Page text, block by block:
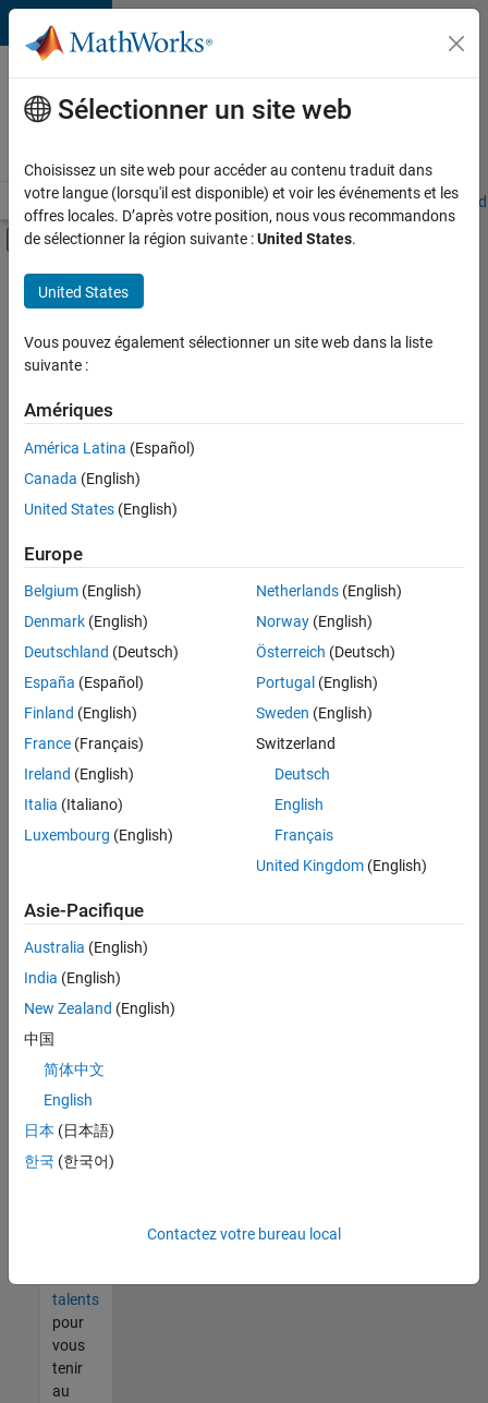
Passer au contenu
Votre
carrière
chez
Accueil Explorer nos opportunités Adresses de nos bureaux
Activer/désactiver l'affichage du menu
Contenu principal
FILTRER PAR
Technologies de l’information
Ventes commerciales
Ventes pour l'éducation
Actuellement,
aucune
offre
d'emploi
correspondant
à vos
critères
de
recherche.
Vous
pouvez
élargir
votre
recherche
ou
afficher
l’ensemble
d'emploi.
malgré
tout
vous
trouvez
pas
d'offre
corresponde
à vos
talents
pour
vous
tenir
au
Sélectionner un site web
Choisissez un site web pour accéder au contenu traduit dans
votre langue (lorsqu'il est disponible) et voir les événements et les
offres locales. D’après votre position, nous vous recommandons
de sélectionner la région suivante :United States.
United States
Vous pouvez également sélectionner un site web dans la liste
suivante :
Amériques
América Latina (Español)
Canada (English)
United States (English)
Europe
Belgium (English)
Denmark (English)
Deutschland (Deutsch)
España (Español)
Finland (English)
France (Français)
Ireland (English)
Italia (Italiano)
Luxembourg (English)
Netherlands(English)
Norway(English)
Österreich (Deutsch)
Portugal (English)
Sweden (English)
Switzerland
Deutsch
English
Français
United Kingdom(English)
Asie-Pacifique
Australia (English)
India (English)
New Zealand (English)
中国
简体中文
English
日本 (日本語)
한국 (한국어)
Contactez votre bureau local